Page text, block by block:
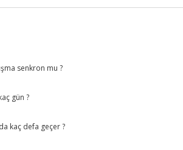
senkron mu ?
gün ?
kaç defa geçer ?